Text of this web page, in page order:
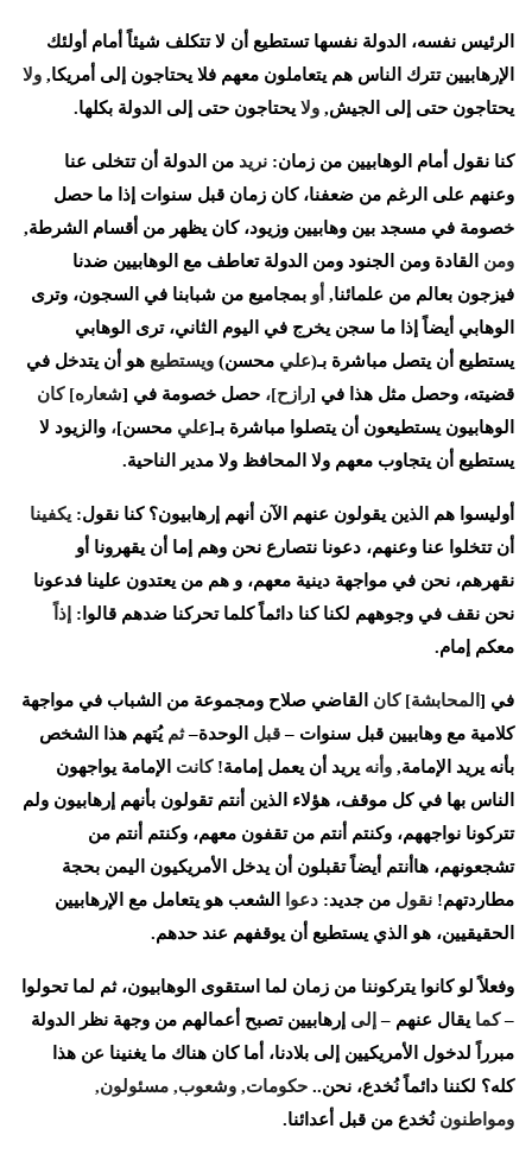
الرئيس نفسه، الدولة نفسها تستطيع أن لا تتكلف شيئاً أمام أولئك
الإرهابيين تترك الناس هم يتعاملون معهم فلا يحتاجون إلى أمريكا, ولا
يحتاجون حتى إلى الجيش, ولا يحتاجون حتى إلى الدولة بكلها.
كنا نقول أمام الوهابيين من زمان: نريد من الدولة أن تتخلى عنا
وعنهم على الرغم من ضعفنا، كان زمان قبل سنوات إذا ما حصل
خصومة في مسجد بين وهابيين وزيود، كان يظهر من أقسام الشرطة,
ومن
القادة ومن الجنود ومن الدولة تعاطف مع الوهابيين ضدنا
فيزجون بعالم من علمائنا, أو بمجاميع من شبابنا في السجون، وترى
الوهابي أيضاً إذا ما سجن يخرج في اليوم الثاني، ترى
الوهابي
يستطيع أن يتصل مباشرة بـ(علي محسن) ويستطيع هو أن يتدخل في
قضيته، وحصل مثل هذا في [رازح]، حصل خصومة في [شعاره]كان
الوهابيون يستطيعون أن يتصلوا مباشرة بـ[علي محسن]، والزيود لا
يستطيع أن يتجاوب معهم ولا المحافظ ولا مدير الناحية.
أوليسوا هم الذين يقولون عنهم الآن أنهم إرهابيون؟ كنا نقول: يكفينا
أن تتخلوا عنا وعنهم، دعونا نتصارع نحن وهم إما أن يقهرونا أو
نقهرهم، نحن في مواجهة دينية معهم، و هم من يعتدون علينا فدعونا
نحن نقف في وجوههم لكنا كنا دائماً كلما تحركنا ضدهم قالوا : إذاً
معكم إمام.
في [ المحابشة]كان القاضي صلاح ومجموعة من الشباب في مواجهة
كلامية مع وهابيين قبل سنوات –قبل الوحدة–ثم يُتهم هذا
الشخص
بأنه يريد الإمامة, وأنه يريد أن يعمل إمامة!كانت الإمامة يواجهون
الناس بها في كل موقف، هؤلاء الذين أنتم تقولون بأنهم إرهابيون ولم
تتركونا نواجههم، وكنتم أنتم من تقفون معهم، وكنتم أنتم من
تشجعونهم، هاأنتم أيضاً تقبلون أن يدخل الأمريكيون اليمن بحجة
مطاردتهم! نقول من جديد: دعوا الشعب هو يتعامل مع الإرهابيين
الحقيقيين، هو الذي يستطيع أن يوقفهم عند حدهم.
وفعلاً لو كانوا يتركوننا من زمان لما استقوى الوهابيون، ثم لما تحولوا
–كما يقال عنهم –إلى إرهابيين تصبح أعمالهم من وجهة نظر
الدولة
مبرراً
لدخول الأمريكيين إلى بلادنا، أما كان هناك ما يغنينا عن هذا
كله؟ لكننا دائماً نُخدع، نحن.. حكومات, وشعوب, مسئولون,
ومواطنون نُخدع من قبل أعدائنا.